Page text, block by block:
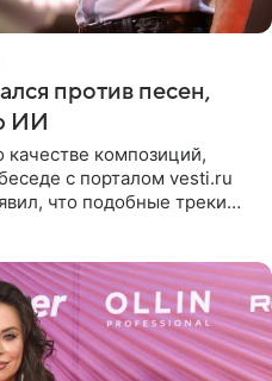
против песен,
ИИ
качестве композиций,
с порталом vesti.ru
что подобные треки